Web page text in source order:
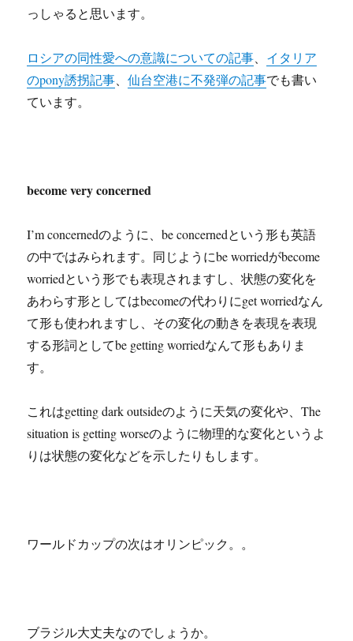
っしゃると思います。
ロシアの同性愛への意識についての記事
イタリア
のpony誘拐記事 、仙台空港に不発弾の記事でも書い
ています。
become very concerned
I’m concernedのように、be concernedという形も英語
の中ではみられます。同じようにbe worriedがbecome
worriedという形でも表現されますし、状態の変化を
あわらす形としてはbecomeの代わりにget worriedなん
て形も使われますし、その変化の動きを表現を表現
する形詞としてbe getting worriedなんて形もありま
す。
これはgetting dark outsideのように天気の変化や、The
situation is getting worseのように物理的な変化というよ
りは状態の変化などを示したりもします。
ワールドカップの次はオリンピック。。
ブラジル大丈夫なのでしょうか。